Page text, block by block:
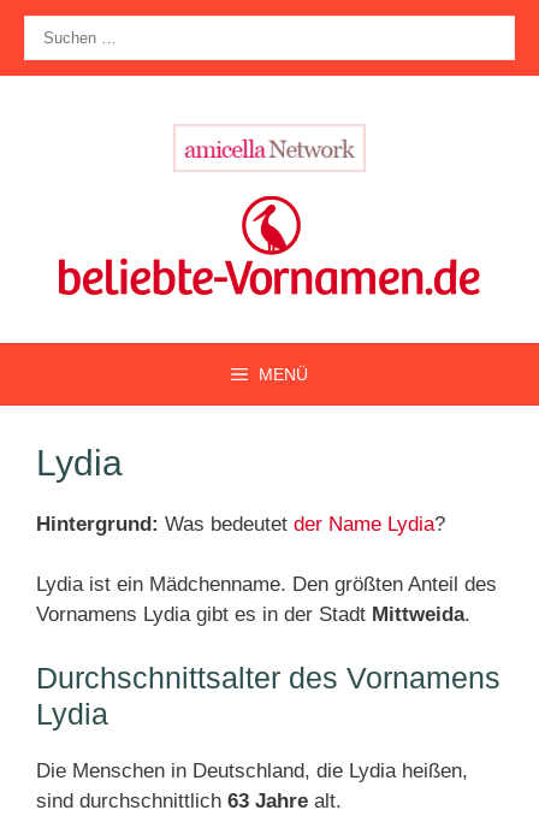
Zum
Inhalt
springen
nach:
MENÜ
Lydia
Hintergrund: Was bedeutet der Name Lydia?
Lydia ist ein Mädchenname. Den größten Anteil des
Vornamens Lydia gibt es in der Stadt Mittweida.
Durchschnittsalter des Vornamens
Lydia
Die Menschen in Deutschland, die Lydia heißen,
sind durchschnittlich 63 Jahre alt.